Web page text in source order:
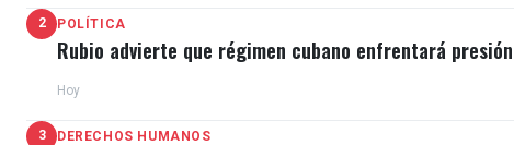
2 POLÍTICA
Rubio advierte que régimen cubano enfrentará
Hoy
3 DERECHOS HUMANOS